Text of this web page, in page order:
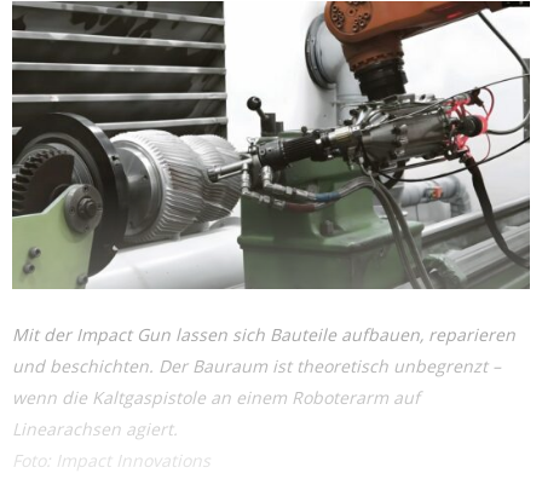
Mit der Impact Gun lassen sich Bauteile aufbauen, reparieren
und beschichten. Der Bauraum ist theoretisch unbegrenzt –
wenn die Kaltgaspistole an einem Roboterarm auf
Linearachsen agiert.
Foto: Impact Innovations